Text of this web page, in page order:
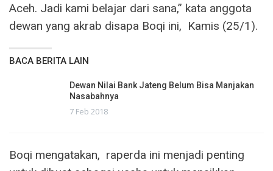
Aceh. Jadi kami belajar dari sana,” kata anggota
dewan yang akrab disapa Boqi ini, Kamis (25/1).
BACA BERITA LAIN
Dewan Nilai Bank Jateng Belum Bisa Manjakan
Nasabahnya
7 Feb 2018
Boqi mengatakan, raperda ini menjadi penting